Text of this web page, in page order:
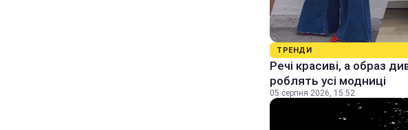
ТРЕНДИ
Речі красиві, а образ
роблять усі модниці
05 серпня 2026, 15:52